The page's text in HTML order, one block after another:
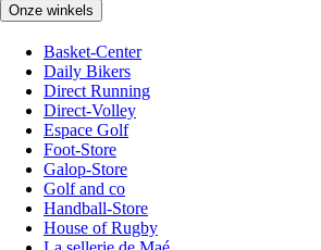
Onze winkels
Basket-Center
Daily Bikers
Direct Running
Direct-Volley
Espace Golf
Foot-Store
Galop-Store
Golf and co
Handball-Store
House of Rugby